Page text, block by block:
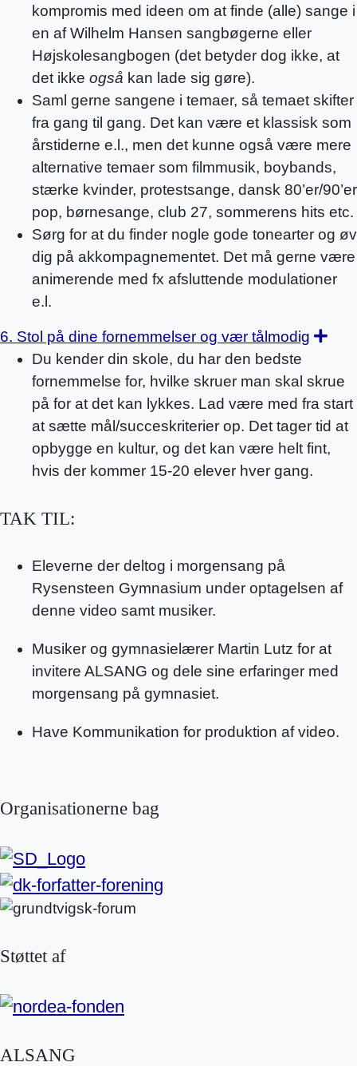
kompromis med ideen om at finde (alle) sange i
en af Wilhelm Hansen sangbøgerne eller
Højskolesangbogen (det betyder dog ikke, at
det ikke også kan lade sig gøre).
Saml gerne sangene i temaer, så temaet skifter
fra gang til gang. Det kan være et klassisk som
årstiderne e.l., men det kunne også være mere
alternative temaer som filmmusik, boybands,
stærke kvinder, protestsange, dansk 80’er/90’er
pop, børnesange, club 27, sommerens hits etc.
Sørg for at du finder nogle gode tonearter og øv
dig på akkompagnementet. Det må gerne være
animerende med fx afsluttende modulationer
e.l.
6. Stol på dine fornemmelser og vær tålmodig
Du kender din skole, du har den bedste
fornemmelse for, hvilke skruer man skal skrue
på for at det kan lykkes. Lad være med fra start
at sætte mål/succeskriterier op. Det tager tid at
opbygge en kultur, og det kan være helt fint,
hvis der kommer 15-20 elever hver gang.
TAK TIL:
Eleverne der deltog i morgensang på
Rysensteen Gymnasium under optagelsen af
denne video samt musiker.
Musiker og gymnasielærer Martin Lutz for at
invitere ALSANG og dele sine erfaringer med
morgensang på gymnasiet.
Have Kommunikation for produktion af video.
Organisationerne bag
Støttet af
ALSANG